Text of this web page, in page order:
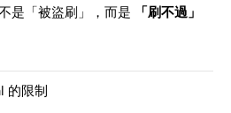
是「被盜刷」，而是
「刷不過」
的限制